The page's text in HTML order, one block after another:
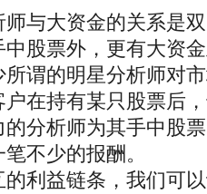
大资金的关系是双
股票外，更有大资
谓的明星分析师对
户在持有某只股票后
分析师为其手中股
不少的报酬。
益链条，我们可以